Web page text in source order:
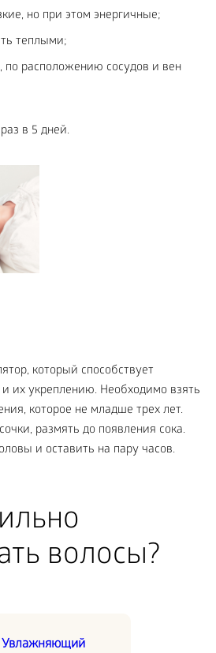
но при этом энергичные;
теплыми;
по расположению сосудов и вен
в 5 дней.
который способствует
их укреплению. Необходимо взять
которое не младше трех лет.
размять до появления сока.
и оставить на пару часов.
волосы?
Увлажняющий